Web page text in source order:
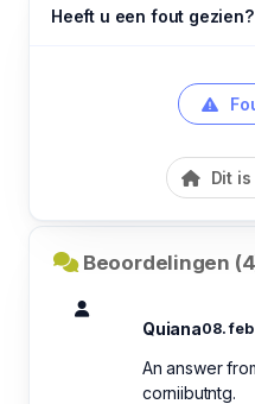
Heeft u een fout gezien?
Dit
Beoordelingen
Quiana08. feb
An answer
corniibutntg.